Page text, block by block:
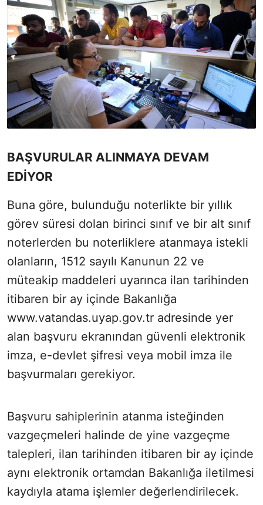
BAŞVURULAR ALINMAYA DEVAM
EDİYOR
Buna göre, bulunduğu noterlikte bir yıllık
görev süresi dolan birinci sınıf ve bir alt sınıf
noterlerden bu noterliklere atanmaya istekli
olanların, 1512 sayılı Kanunun 22 ve
müteakip maddeleri uyarınca ilan tarihinden
itibaren bir ay içinde Bakanlığa
www.vatandas.uyap.gov.tr adresinde yer
alan başvuru ekranından güvenli elektronik
imza, e-devlet şifresi veya mobil imza ile
başvurmaları gerekiyor.
Başvuru sahiplerinin atanma isteğinden
vazgeçmeleri halinde de yine vazgeçme
talepleri, ilan tarihinden itibaren bir ay içinde
aynı elektronik ortamdan Bakanlığa iletilmesi
kaydıyla atama işlemler değerlendirilecek.